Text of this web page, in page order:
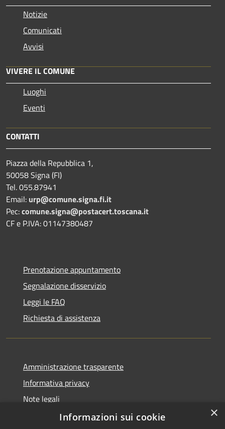
Notizie
Comunicati
Avvisi
VIVERE IL COMUNE
Luoghi
Eventi
CONTATTI
Piazza della Repubblica 1,
50058 Signa (FI)
Tel. 055.87941
Email: urp@comune.signa.fi.it
Pec:comune.signa@postacert.toscana.it
CF e P.IVA: 01147380487
Prenotazione appuntamento
Segnalazione disservizio
Leggi le FAQ
Richiesta di assistenza
Amministrazione trasparente
Informativa privacy
Note legali
Dichiarazione di accessibilità
×
Informazioni sui cookie